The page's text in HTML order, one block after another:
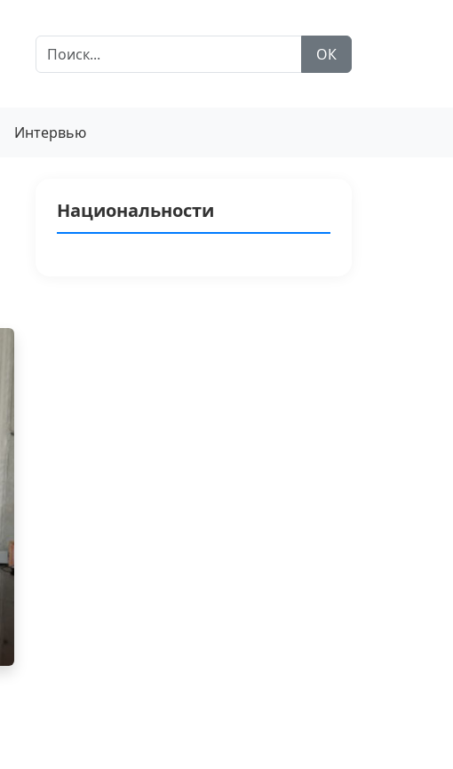
ОК
Интервью
Национальности